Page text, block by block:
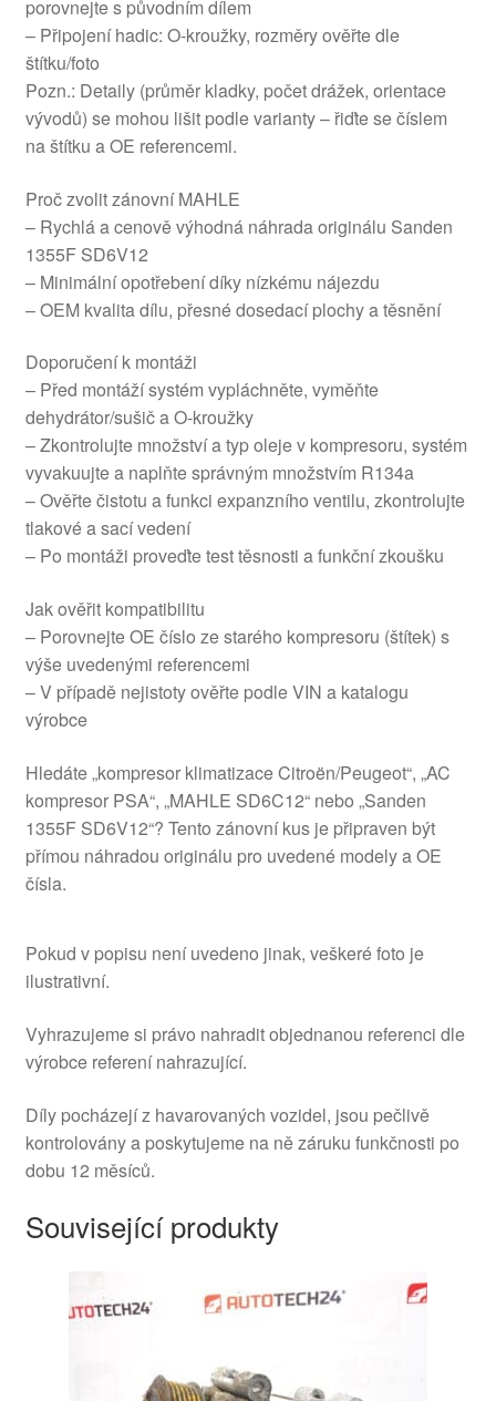
porovnejte s původním dílem
– Připojení hadic: O-kroužky, rozměry ověřte dle
štítku/foto
Pozn.: Detaily (průměr kladky, počet drážek, orientace
vývodů) se mohou lišit podle varianty – řiďte se číslem
na štítku a OE referencemi.
Proč zvolit zánovní MAHLE
– Rychlá a cenově výhodná náhrada originálu Sanden
1355F SD6V12
– Minimální opotřebení díky nízkému nájezdu
– OEM kvalita dílu, přesné dosedací plochy a těsnění
Doporučení k montáži
– Před montáží systém vypláchněte, vyměňte
dehydrátor/sušič a O-kroužky
– Zkontrolujte množství a typ oleje v kompresoru, systém
vyvakuujte a naplňte správným množstvím R134a
– Ověřte čistotu a funkci expanzního ventilu, zkontrolujte
tlakové a sací vedení
– Po montáži proveďte test těsnosti a funkční zkoušku
Jak ověřit kompatibilitu
– Porovnejte OE číslo ze starého kompresoru (štítek) s
výše uvedenými referencemi
– V případě nejistoty ověřte podle VIN a katalogu
výrobce
Hledáte „kompresor klimatizace Citroën/Peugeot“, „AC
kompresor PSA“, „MAHLE SD6C12“ nebo „Sanden
1355F SD6V12“? Tento zánovní kus je připraven být
přímou náhradou originálu pro uvedené modely a OE
čísla.
Pokud v popisu není uvedeno jinak, veškeré foto je
ilustrativní.
Vyhrazujeme si právo nahradit objednanou referenci dle
výrobce referení nahrazující.
Díly pocházejí z havarovaných vozidel, jsou pečlivě
kontrolovány a poskytujeme na ně záruku funkčnosti po
dobu 12 měsíců.
Související produkty